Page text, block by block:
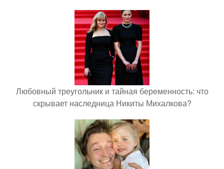
Любовный треугольник и тайная беременность: что
скрывает наследница Никиты Михалкова?